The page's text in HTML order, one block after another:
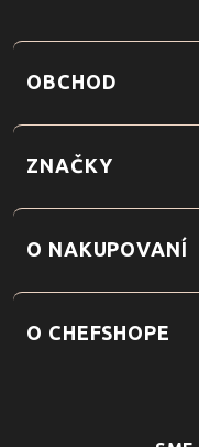
OBCHOD
ZNAČKY
O NAKUPOVANÍ
O CHEFSHOPE